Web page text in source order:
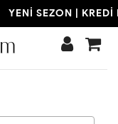
YENİ SEZON |